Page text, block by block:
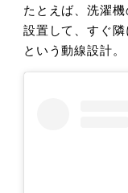
たとえば、洗濯
設置して、すぐ
という動線設計。